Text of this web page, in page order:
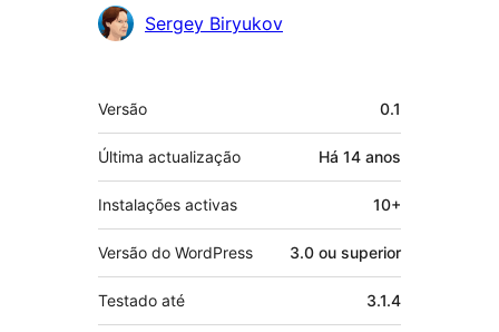
Contribuidores
Sergey Biryukov
Metadados
Versão 0.1
Última actualização Há 14 anos
Instalações activas 10+
Versão do WordPress 3.0 ou superior
Testado até 3.1.4